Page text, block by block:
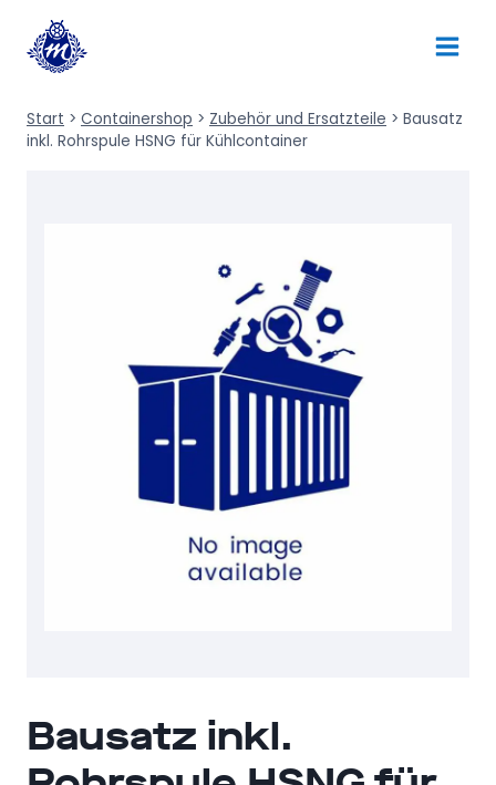
Inhalt
springen
Start > Containershop > Zubehör und Ersatzteile > Bausatz
inkl. Rohrspule HSNG für Kühlcontainer
Bausatz inkl.